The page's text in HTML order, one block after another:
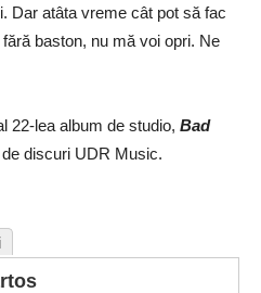
Dar atâta vreme cât pot să fac
baston, nu mă voi opri. Ne
22-lea album de studio, Bad
discuri UDR Music.